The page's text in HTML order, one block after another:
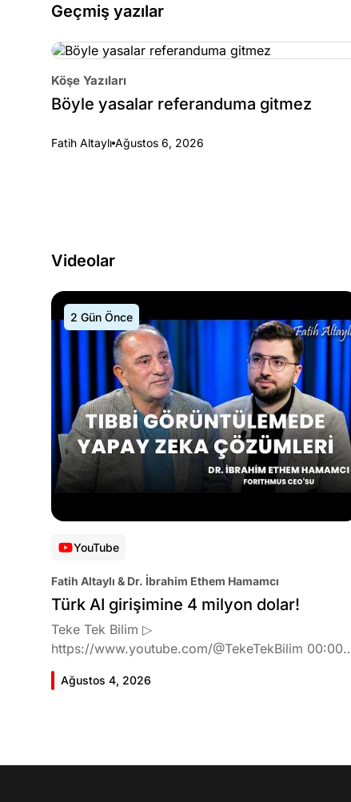
Geçmiş yazılar
Köşe Yazıları
Böyle yasalar referanduma gitmez
Fatih Altaylı Ağustos 6, 2026
Videolar
2 Gün Önce
YouTube
Fatih Altaylı & Dr. İbrahim Ethem Hamamcı
Türk AI girişimine 4 milyon dolar!
Teke Tek Bilim ▷
https://www.youtube.com/@TekeTekBilim 00:00
Giriş 01:51 İbrahim Ethem Hamamcı kimdir ve
akademik çalışmaları neler? 10:54 Kendi şirketlerini
geliştirmeyi amaçlıyorlar? 16:33 Yapmaya
Ağustos 4, 2026